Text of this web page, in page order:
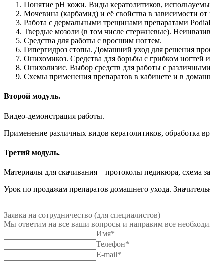
Понятие рН кожи. Виды кератолитиков,
Мочевина (карбамид) и её свойства в зависимости
Работа с дермальными трещинами препаратами
Твердые мозоли (в том числе стержневые).
Средства для работы с вросшим ногтем.
Гипергидроз стопы. Домашний уход для решения
Онихомикоз. Средства для борьбы с грибком ногтей
Онихолизис. Выбор средств для работы с
Схемы применения препаратов в кабинете и в
Второй модуль.
Видео-демонстрация работы.
Применение различных видов кератолитиков, обработка
Третий модуль.
Материалы для скачивания – протоколы педикюра, схема
Урок по продажам препаратов домашнего ухода.
Заявка на сотрудничество (для специалистов)
Мы ответим на все ваши вопросы и направим все
Имя*
Телефон*
E-mail*